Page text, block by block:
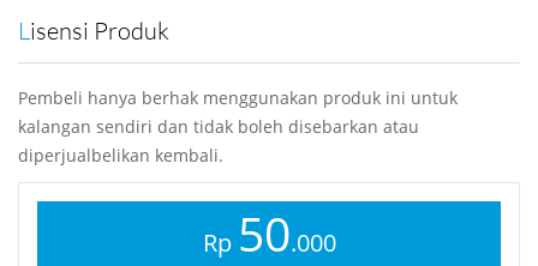
Lisensi Produk
Pembeli hanya berhak menggunakan produk ini untuk
kalangan sendiri dan tidak boleh disebarkan atau
diperjualbelikan kembali.
Rp 50.000